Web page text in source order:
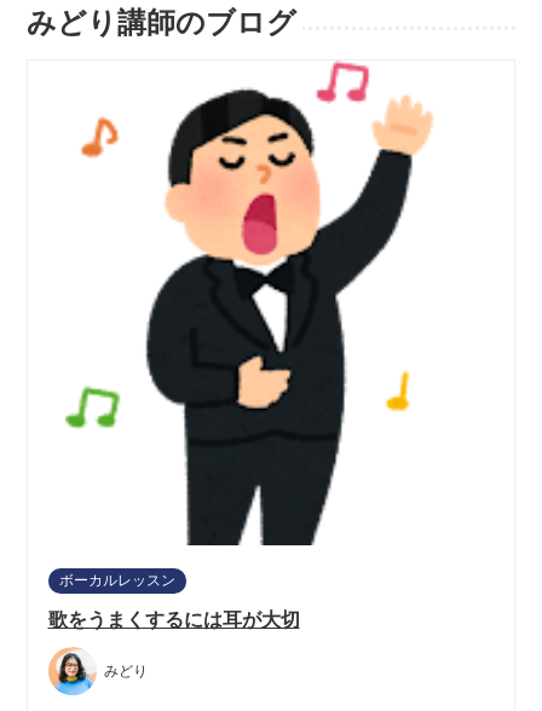
みどり講師のブログ
ボーカルレッスン
歌をうまくするには耳が大切
みどり